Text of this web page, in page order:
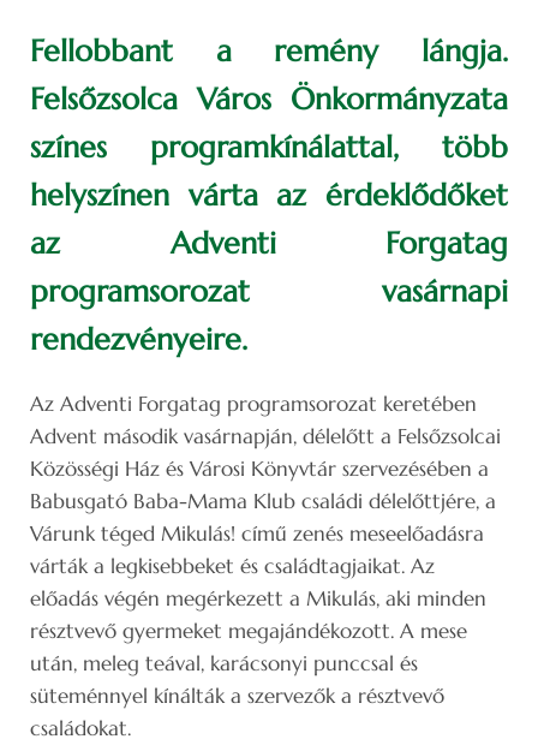
Fellobbant a remény lángja.
Felsőzsolca Város Önkormányzata
színes programkínálattal, több
helyszínen várta az érdeklődőket
az Adventi Forgatag
programsorozat vasárnapi
rendezvényeire.
Az Adventi Forgatag programsorozat keretében
Advent második vasárnapján, délelőtt a Felsőzsolcai
Közösségi Ház és Városi Könyvtár szervezésében a
Babusgató Baba-Mama Klub családi délelőttjére, a
Várunk téged Mikulás! című zenés meseelőadásra
várták a legkisebbeket és családtagjaikat. Az
előadás végén megérkezett a Mikulás, aki minden
résztvevő gyermeket megajándékozott. A mese
után, meleg teával, karácsonyi punccsal és
süteménnyel kínálták a szervezők a résztvevő
családokat.